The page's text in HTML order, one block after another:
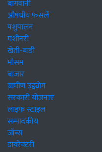
बागवानी
औषधीय फसलें
पशुपालन
मशीनरी
खेती-बाड़ी
मौसम
बाजार
ग्रामीण उद्द्योग
सरकारी योजनाएं
लाइफ स्टाइल
सम्पादकीय
जॉब्स
डायरेक्टरी